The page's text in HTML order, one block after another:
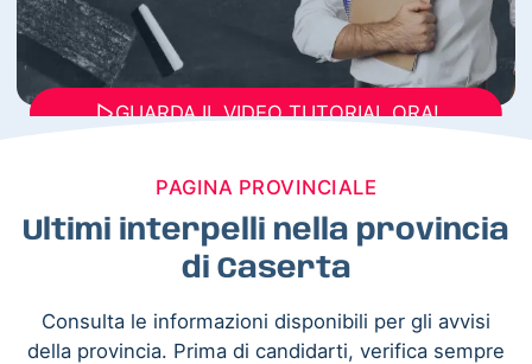
GUARDA IL VIDEO TUTORIAL ORA!
PAGINA PROVINCIALE
Ultimi interpelli nella provincia
di Caserta
Consulta le informazioni disponibili per gli avvisi
della provincia. Prima di candidarti, verifica sempre